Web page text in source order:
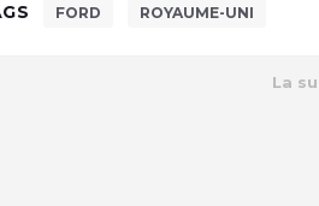
FORD ROYAUME-UNI